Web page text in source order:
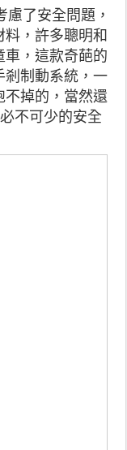
了安全問題，
，許多聰明和
，這款奇葩的
制動系統，一
掉的，當然還
不可少的安全